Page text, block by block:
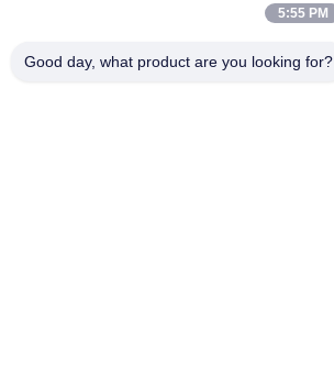
5:55 PM
Good day, what product are you looking for?